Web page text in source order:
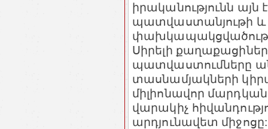
իրականությունն
պատվաստանյութի
Սիրելի
պատվաստումները
տասնամյակների
միլիոնավոր
վարակիչ
արդյունավետ միջոցը: